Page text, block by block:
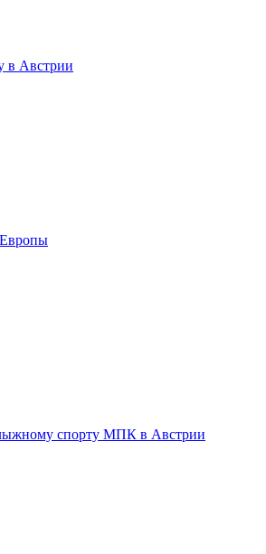
в Австрии
Европы
спорту МПК в Австрии